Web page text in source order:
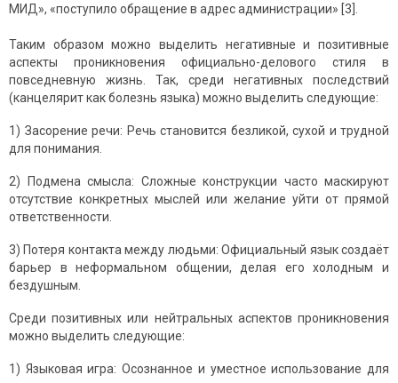
МИД», «поступило обращение в адрес администрации» [3].
Таким образом можно выделить негативные и позитивные
аспекты проникновения официально-делового стиля в
повседневную жизнь. Так, среди негативных последствий
(канцелярит как болезнь языка) можно выделить следующие:
1) Засорение речи: Речь становится безликой, сухой и трудной
для понимания.
2) Подмена смысла: Сложные конструкции часто маскируют
отсутствие конкретных мыслей или желание уйти от прямой
ответственности.
3) Потеря контакта между людьми: Официальный язык создаёт
барьер в неформальном общении, делая его холодным и
бездушным.
Среди позитивных или нейтральных аспектов проникновения
можно выделить следующие:
1) Языковая игра: Осознанное и уместное использование для